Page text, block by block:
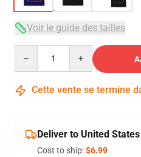
Voir le guide des tailles
Cette vente se termine
Deliver to United States
Cost to ship:$6.99